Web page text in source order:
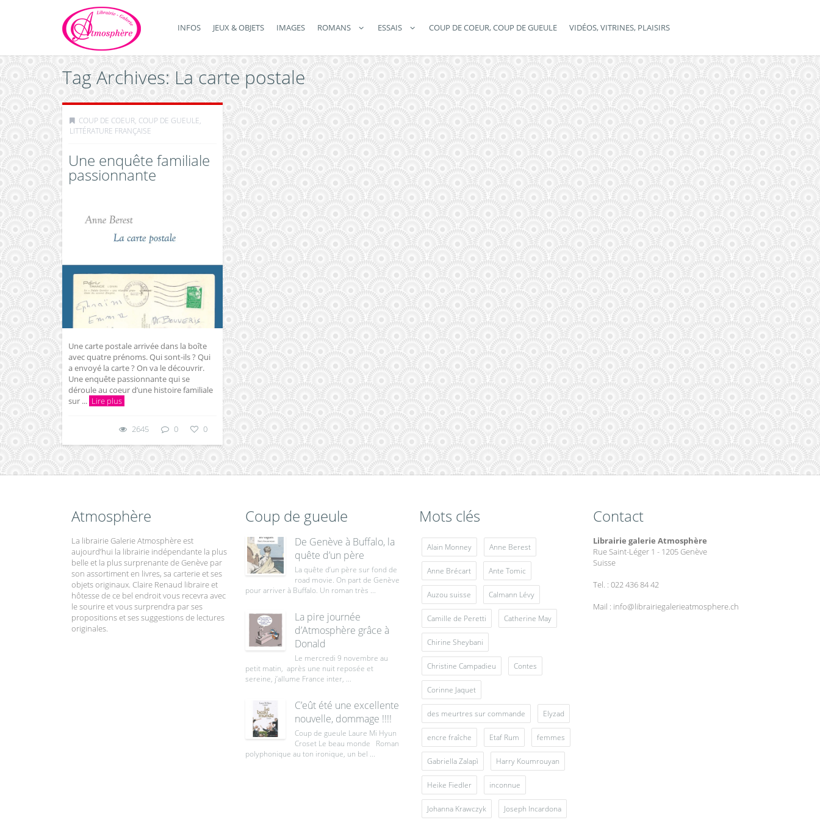
INFOS JEUX & OBJETS IMAGES ROMANS ESSAIS COUP DE COEUR, COUP DE GUEULE VIDÉOS, VITRINES, PLAISIRS
Tag Archives: La carte postale
COUP DE COEUR, COUP DE GUEULE,
LITTÉRATURE FRANÇAISE
Une enquête familiale
passionnante
Une carte postale arrivée dans la boîte
avec quatre prénoms. Qui sont-ils ? Qui
a envoyé la carte ? On va le découvrir.
Une enquête passionnante qui se
déroule au coeur d’une histoire familiale
sur ... Lire plus
2645 0 0
Atmosphère
La librairie Galerie Atmosphère est
aujourd’hui la librairie indépendante la plus
belle et la plus surprenante de Genève par
son assortiment en livres, sa carterie et ses
objets originaux. Claire Renaud libraire et
hôtesse de ce bel endroit vous recevra avec
le sourire et vous surprendra par ses
propositions et ses suggestions de lectures
originales.
Coup de gueule
De Genève à Buffalo, la
quête d’un père
La quête d’un père sur fond de
road movie. On part de Genève
pour arriver à Buffalo. Un roman très ...
La pire journée
d’Atmosphère grâce à
Donald
Le mercredi 9 novembre au
petit matin, après une nuit reposée et
sereine, j’allume France inter, ...
C’eût été une excellente
nouvelle, dommage !!!!
Coup de gueule Laure Mi Hyun
Croset Le beau monde Roman
polyphonique au ton ironique, un bel ...
Mots clés
Alain Monney Anne Berest
Anne Brécart Ante Tomic
Auzou suisse Calmann Lévy
Camille de Peretti Catherine May
Chirine Sheybani
Christine Campadieu Contes
Corinne Jaquet
des meurtres sur commande Elyzad
encre fraîche Etaf Rum femmes
Gabriella Zalapì Harry Koumrouyan
Heike Fiedler inconnue
Johanna Krawczyk Joseph Incardona
Contact
Librairie galerie Atmosphère
Rue Saint-Léger 1 - 1205 Genève
Suisse
Tel. : 022 436 84 42
Mail : info@librairiegalerieatmosphere.ch